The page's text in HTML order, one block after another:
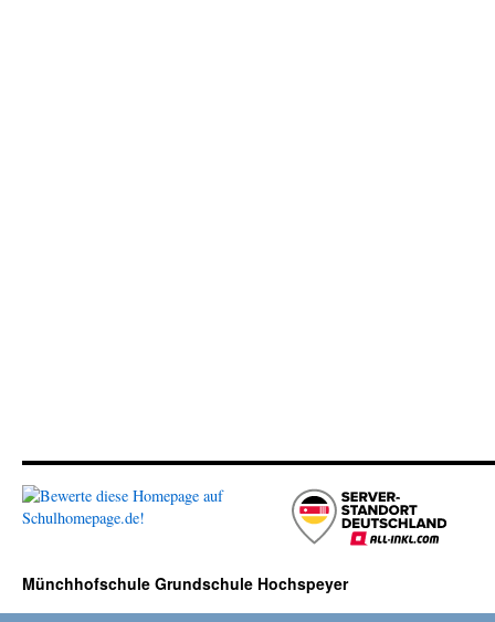
Münchhofschule Grundschule Hochspeyer